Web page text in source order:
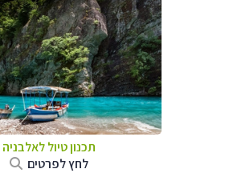
תכנון טיול לאלבניה
לחץ לפרטים